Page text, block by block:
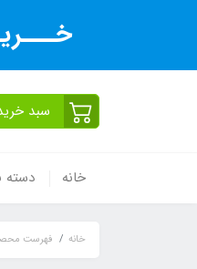
سبد
خانه دسته
خانه فهرست